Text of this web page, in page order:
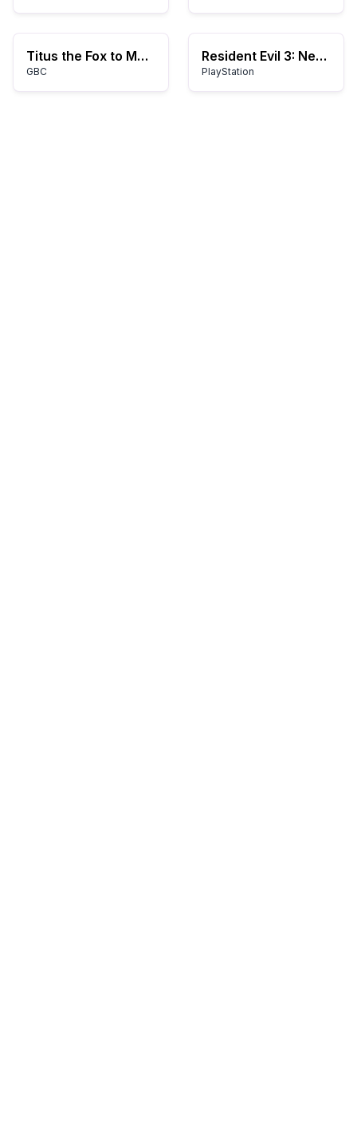
Titus the Fox to Marrakech and Back (USA)
GBC
Resident Evil 3: Nemesis
PlayStation